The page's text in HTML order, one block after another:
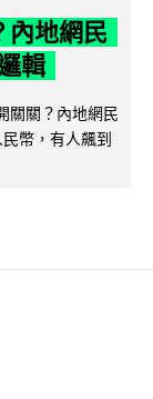
內地網民
輯
關關？內地網民
幣，有人飆到